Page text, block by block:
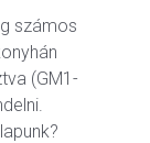
számos
(GM1-